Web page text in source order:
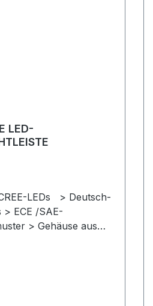
LED-
LEDs > Deutsch-
> ECE /SAE-
> Gehäuse aus